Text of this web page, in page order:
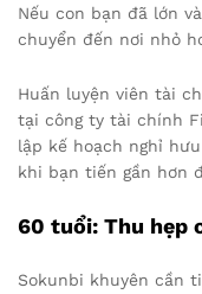
Nếu con bạn đã lớn
chuyển đến nơi nhỏ
Huấn luyện viên tài
tại công ty tài chính
lập kế hoạch nghỉ
khi bạn tiến gần hơn
60 tuổi: Thu hẹp
Sokunbi khuyên cần